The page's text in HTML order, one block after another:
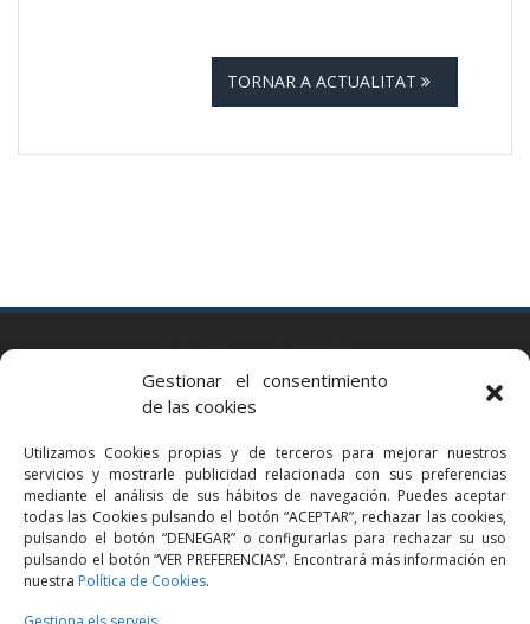
Gestionar el consentimiento
de las cookies
Utilizamos Cookies propias y de terceros para mejorar nuestros
servicios y mostrarle publicidad relacionada con sus preferencias
mediante el análisis de sus hábitos de navegación. Puedes aceptar
todas las Cookies pulsando el botón “ACEPTAR”, rechazar las cookies,
pulsando el botón “DENEGAR” o configurarlas para rechazar su uso
pulsando el botón “VER PREFERENCIAS”. Encontrará más información en
nuestra Política de Cookies.
TORNAR A ACTUALITAT
Via Augusta 2 bis, 3º, 08006 Barcelona
bcn@bellavistalegal.eu
GRANOLLERS
C/ Sant Jaume, 16 1r, 08401 Granollers (Bcn)
+34 93 860 39 60
grn@bellavistalegal.eu